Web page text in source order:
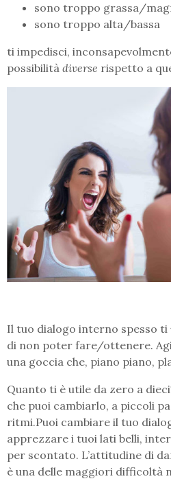
sono troppo grassa/
sono troppo alta/bassa
ti impedisci,
possibilità diverse rispetto a
Il tuo dialogo interno spesso ti
di non poter fare/ottenere.
una goccia che, piano piano,
Quanto ti è utile da zero a
che puoi cambiarlo, a piccoli
ritmi.Puoi cambiare il tuo
apprezzare i tuoi lati belli,
per scontato. L’attitudine di
è una delle maggiori difficoltà